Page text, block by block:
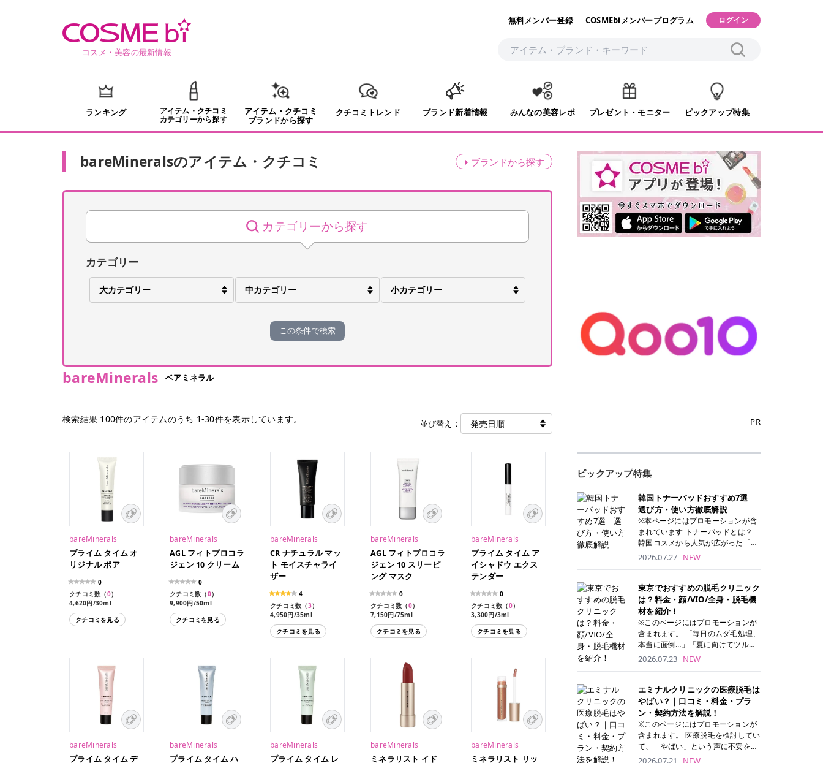
コスメ・美容の最新情報
無料メンバー登録 COSMEbiメンバープログラム ログイン
ランキング
アイテム・クチコミ
カテゴリーから探す
アイテム・クチコミ
ブランドから探す
クチコミトレンド ブランド新着情報 みんなの美容レポ プレゼント・モニター ピックアップ特集
bareMineralsのアイテム・クチコミ ブランドから探す
カテゴリーから探す
カテゴリー
この条件で検索
bareMinerals ベアミネラル
検索結果 100件のアイテムのうち 1-30件を表示しています。 並び替え：
bareMinerals
プライム タイム オ
リジナル ポア
0
クチコミ数（0）
4,620円/30ml
クチコミを見る
bareMinerals
AGL フィトプロコラ
ジェン 10 クリーム
0
クチコミ数（0）
9,900円/50ml
クチコミを見る
bareMinerals
CR ナチュラル マッ
ト モイスチャライ
ザー
4
クチコミ数（3）
4,950円/35ml
クチコミを見る
bareMinerals
AGL フィトプロコラ
ジェン 10 スリーピ
ング マスク
0
クチコミ数（0）
7,150円/75ml
クチコミを見る
bareMinerals
プライム タイム ア
イシャドウ エクス
テンダー
0
クチコミ数（0）
3,300円/3ml
クチコミを見る
bareMinerals
プライム タイム デ
bareMinerals
プライム タイム ハ
bareMinerals
プライム タイム レ
bareMinerals
ミネラリスト イド
bareMinerals
ミネラリスト リッ
PR
ピックアップ特集
韓国トナーパッドおすすめ7選
選び方・使い方徹底解説
※本ページにはプロモーションが含
まれています トナーパッドとは？
韓国コスメから人気が広がった「ト
ナーパッド」は、化粧水や美容液を
トナーパッドは洗顔後に肌をやさし
く拭き取ることで、古い角質や余分
な皮脂汚れをオフしながら、うるお
いを与えられるのが特徴✨ さらに、
気になる部分には数分のせて部分用
パックとしても使用できるため、1
両方を叶えられます。 韓国コスメブ
ランドを中心に人気を集めていまし
たが、現在では日本でも定番のスキ
ンケアアイテムとして幅広い世代に
愛用されています。 トナーパッドの
特徴 トナーパッドと拭き取り化粧水
の違い 「トナーパッド」と「拭き取
り化粧水」はどちらも洗顔後に使用
するスキンケアアイテムですが、使
2026.07.27 NEW
東京でおすすめの脱毛クリニック
は？料金・顔/VIO/全身・脱毛機
材を紹介！
※このページにはプロモーションが
含まれます。 「毎日のムダ毛処理、
本当に面倒…」「夏に向けてツルツ
ル肌になりたい！」 そう思って東京
べばいいの？と迷ってしまいますよ
ね。 この記事では、医療脱毛の基本
から、東京で特に通いやすいフレイ
アクリニック・レジーナクリニッ
ク・エミナルクリニック・リゼクリ
ニックの4院について、分かりやす
2026.07.23 NEW
エミナルクリニックの医療脱毛は
やばい？｜口コミ・料金・プラ
ン・契約方法を解説！
※このページにはプロモーションが
含まれます。 医療脱毛を検討してい
て、「やばい」という声に不安を抱
える方も多いのではないでしょう
2026.07.21 NEW